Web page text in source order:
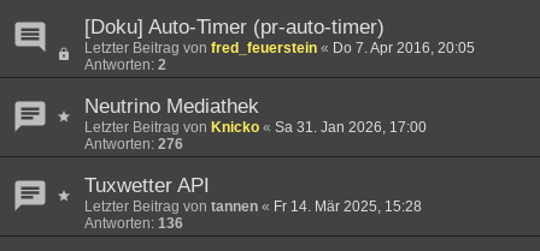
[Doku] Auto-Timer (pr-auto-timer)
Letzter Beitrag von fred_feuerstein « Do 7. Apr 2016, 20:05
Antworten: 2
Neutrino Mediathek
Letzter Beitrag von Knicko « Sa 31. Jan 2026, 17:00
Antworten: 276
Tuxwetter API
Letzter Beitrag von tannen « Fr 14. Mär 2025, 15:28
Antworten: 136